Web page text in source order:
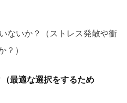
ないか？（ストレス発散や衝
）
最適な選択をするため